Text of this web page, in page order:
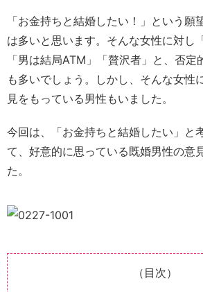
「お金持ちと結婚したい！」という願
は多いと思います。そんな女性に対し
「男は結局ATM」「贅沢者」と、否定
も多いでしょう。しかし、そんな女性
見をもっている男性もいました。
今回は、「お金持ちと結婚したい」と
て、好意的に思っている既婚男性の意
た。
（目次）